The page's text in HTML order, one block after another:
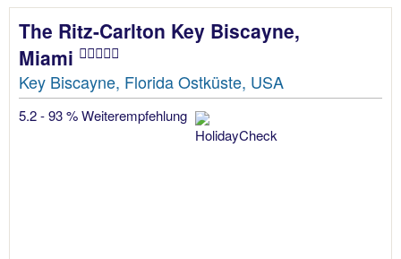
The Ritz-Carlton Key Biscayne,
Miami
Key Biscayne, Florida Ostküste, USA
5.2 - 93 % Weiterempfehlung